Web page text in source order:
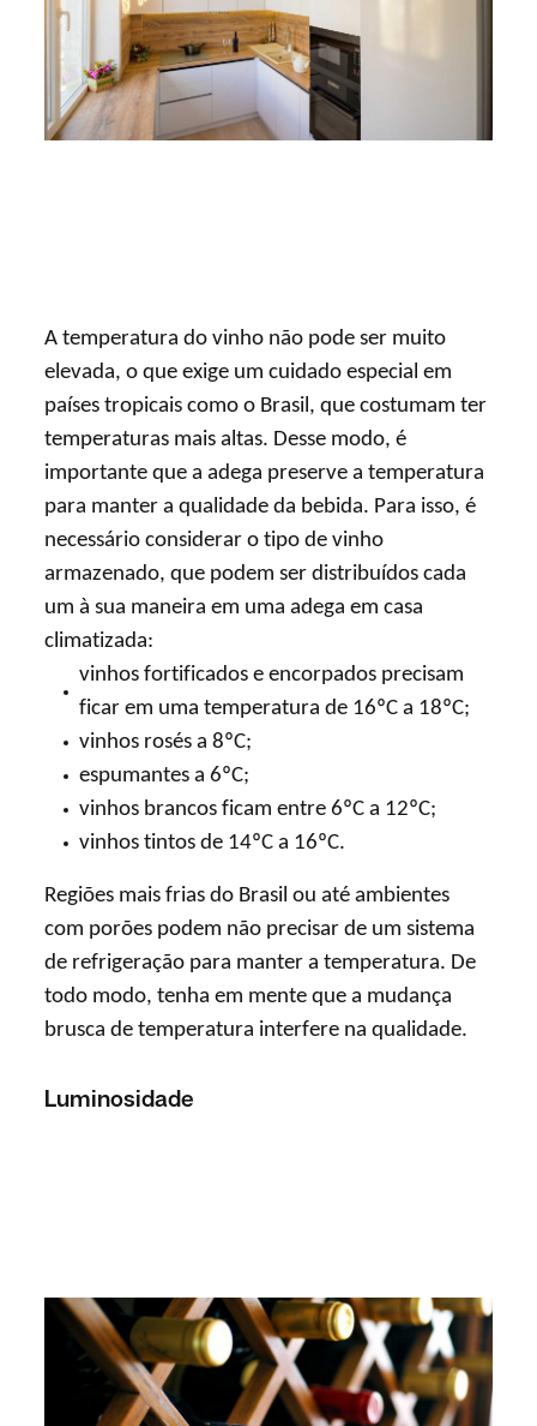
A temperatura do vinho não pode ser muito
elevada, o que exige um cuidado especial em
países tropicais como o Brasil, que costumam ter
temperaturas mais altas. Desse modo, é
importante que a adega preserve a temperatura
para manter a qualidade da bebida. Para isso, é
necessário considerar o tipo de vinho
armazenado, que podem ser distribuídos cada
um à sua maneira em uma adega em casa
climatizada:
vinhos fortificados e encorpados precisam
ficar em uma temperatura de 16ºC a 18ºC;
vinhos rosés a 8ºC;
espumantes a 6ºC;
vinhos brancos ficam entre 6ºC a 12ºC;
vinhos tintos de 14ºC a 16ºC.
Regiões mais frias do Brasil ou até ambientes
com porões podem não precisar de um sistema
de refrigeração para manter a temperatura. De
todo modo, tenha em mente que a mudança
brusca de temperatura interfere na qualidade.
Luminosidade